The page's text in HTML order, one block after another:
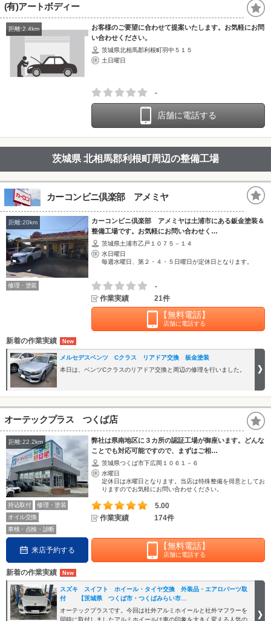
(有)アートボディー
距離:2.4km
お客様のご要望に合わせて提案いたします。お気軽にお問
い合わせください。
茨城県北相馬郡利根町羽中５１５
土日曜日
-
店舗に電話する
茨城県 北相馬郡利根町周辺の整備工場
カーコンビニ倶楽部 アメミヤ
距離:20km
カーコンビニ倶楽部 アメミヤは土浦市にある鈑金塗装＆
整備工場です。お気軽にお問い合わせく…
茨城県土浦市乙戸１０７５－１４
水日曜日
毎週水曜日、第２・４・５日曜日が定休日となります。
修理・塗装
-
作業実績
21件
【無料電話】
店舗に電話する
新着の作業実績
メルセデスベンツ Cクラス リアドア交換 板金塗装
本日は、ベンツCクラスのリアドア交換と周辺の修理を行いました。
オーテックプラス つくば店
距離:22.2km
弊社は県南地区に３カ所の認証工場が御座います。どんな
ことでも対応可能ですので、まずはご相…
茨城県つくば市下広岡１０６１－６
水曜日
定休日は水曜日となります。当店は特殊整備を得意としてお
りますのでお気軽にお問い合わせください。
持込取付
修理・塗装
オイル交換
車検・点検・診断
5.00
作業実績
174件
来店予約する 【無料電話】
店舗に電話する
新着の作業実績
スズキ スイフト ホイール・タイヤ交換 外装品・エアロパーツ取
付 【茨城県 つくば市・つくばみらい市…
オーテックプラスです。今回は社外アルミホイールと社外マフラーを